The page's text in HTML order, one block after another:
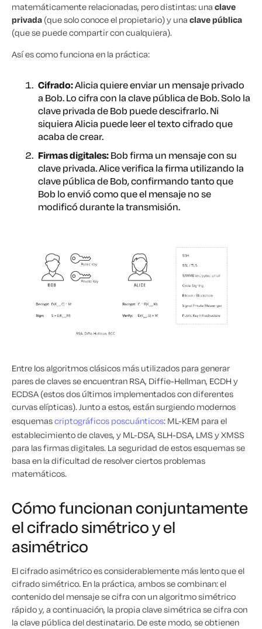
matemáticamente relacionadas, pero distintas: una clave
privada (que solo conoce el propietario) y una clave pública
(que se puede compartir con cualquiera).
Así es como funciona en la práctica:
Cifrado:Alicia quiere enviar un mensaje privado
a Bob. Lo cifra con la clave pública de Bob. Solo la
clave privada de Bob puede descifrarlo. Ni
siquiera Alicia puede leer el texto cifrado que
acaba de crear.
Firmas digitales:Bob firma un mensaje con su
clave privada. Alice verifica la firma utilizando la
clave pública de Bob, confirmando tanto que
Bob lo envió como que el mensaje no se
modificó durante la transmisión.
Entre los algoritmos clásicos más utilizados para generar
pares de claves se encuentran RSA, Diffie-Hellman, ECDH y
ECDSA (estos dos últimos implementados con diferentes
curvas elípticas). Junto a estos, están surgiendo modernos
esquemascriptográficos poscuánticos: ML-KEM para el
establecimiento de claves, y ML-DSA, SLH-DSA, LMS y XMSS
para las firmas digitales. La seguridad de estos esquemas se
basa en la dificultad de resolver ciertos problemas
matemáticos.
Cómo funcionan conjuntamente
el cifrado simétrico y el
asimétrico
El cifrado asimétrico es considerablemente más lento que el
cifrado simétrico. En la práctica, ambos se combinan: el
contenido del mensaje se cifra con un algoritmo simétrico
rápido y, a continuación, la propia clave simétrica se cifra con
la clave pública del destinatario. De este modo, se obtienen